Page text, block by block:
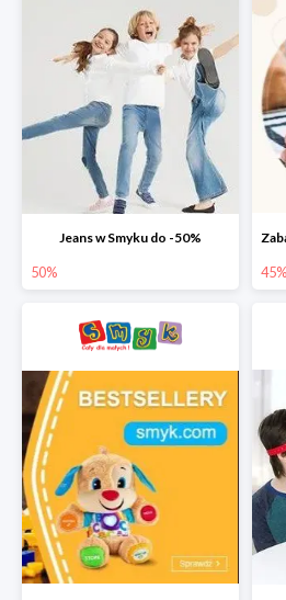
Jeans w Smyku do -50%
50% 45%